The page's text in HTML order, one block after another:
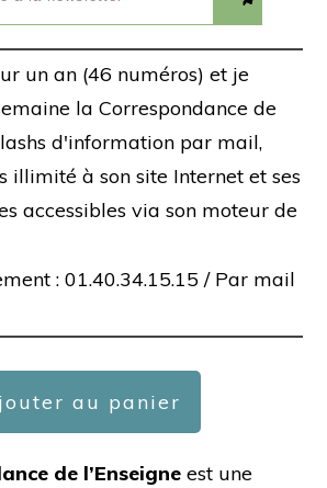
un an (46 numéros) et je
la Correspondance de
flashs d'information par mail,
illimité à son site Internet et ses
accessibles via son moteur de
: 01.40.34.15.15 / Par mail
au panier
de l’Enseigne est une